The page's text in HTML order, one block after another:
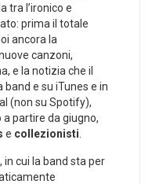
tra l’ironico e
prima il totale
ancora la
canzoni,
e la notizia che il
band e su iTunes e in
(non su Spotify),
a partire da giugno,
e collezionisti
cui la band sta per